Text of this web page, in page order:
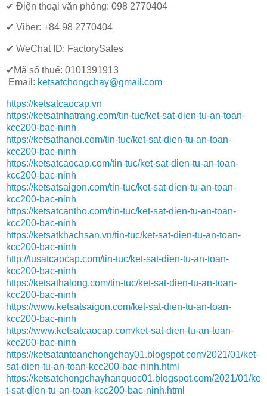
✔ Điện thoại văn phòng: 098 2770404
✔ Viber: +84 98 2770404
✔ WeChat ID: FactorySafes
✔Mã số thuế: 0101391913
Email: ketsatchongchay@gmail.com
https://ketsatcaocap.vn
https://ketsatnhatrang.com/tin-tuc/ket-sat-dien-tu-an-toan-
kcc200-bac-ninh
https://ketsathanoi.com/tin-tuc/ket-sat-dien-tu-an-toan-
kcc200-bac-ninh
https://ketsatcaocap.com/tin-tuc/ket-sat-dien-tu-an-toan-
kcc200-bac-ninh
https://ketsatsaigon.com/tin-tuc/ket-sat-dien-tu-an-toan-
kcc200-bac-ninh
https://ketsatcantho.com/tin-tuc/ket-sat-dien-tu-an-toan-
kcc200-bac-ninh
https://ketsatkhachsan.vn/tin-tuc/ket-sat-dien-tu-an-toan-
kcc200-bac-ninh
http://tusatcaocap.com/tin-tuc/ket-sat-dien-tu-an-toan-
kcc200-bac-ninh
https://ketsathalong.com/tin-tuc/ket-sat-dien-tu-an-toan-
kcc200-bac-ninh
https://www.ketsatsaigon.com/ket-sat-dien-tu-an-toan-
kcc200-bac-ninh
https://www.ketsatcaocap.com/ket-sat-dien-tu-an-toan-
kcc200-bac-ninh
https://ketsatantoanchongchay01.blogspot.com/2021/01/ket-
sat-dien-tu-an-toan-kcc200-bac-ninh.html
https://ketsatchongchayhanquoc01.blogspot.com/2021/01/ke
t-sat-dien-tu-an-toan-kcc200-bac-ninh.html